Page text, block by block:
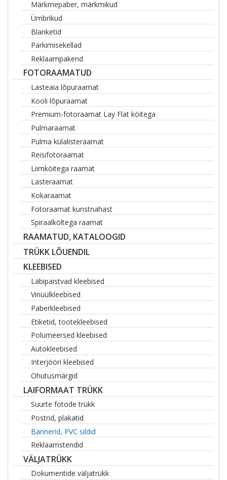
Märkmepaber, märkmikud
Ümbrikud
Blanketid
Parkimisekellad
Reklaampakend
FOTORAAMATUD
Lasteaia lõpuraamat
Kooli lõpuraamat
Premium-fotoraamat Lay Flat köitega
Pulmaraamat
Pulma külalisteraamat
Reisifotoraamat
Liimköitega raamat
Lasteraamat
Kokaraamat
Fotoraamat kunstnahast
Spiraalköltega raamat
RAAMATUD, KATALOOGID
TRÜKK LÕUENDIL
KLEEBISED
Läbipaistvad kleebised
Vinüülkleebised
Paberkleebised
Etiketid, tootekleebised
Polümeersed kleebised
Autokleebised
Interjööri kleebised
Ohutusmärgid
LAIFORMAAT TRÜKK
Suurte fotode trükk
Postrid, plakatid
Bännerid, PVC sildid
Reklaamstendid
VÄLJATRÜKK
Dokumentide väljatrükk